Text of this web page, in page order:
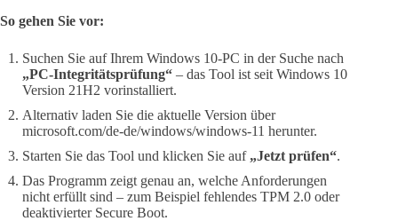
So gehen Sie vor:
Suchen Sie auf Ihrem Windows 10-PC in der Suche nach
„PC-Integritätsprüfung“ – das Tool ist seit Windows 10
Version 21H2 vorinstalliert.
Alternativ laden Sie die aktuelle Version über
microsoft.com/de-de/windows/windows-11 herunter.
Starten Sie das Tool und klicken Sie auf „Jetzt prüfen“.
Das Programm zeigt genau an, welche Anforderungen
nicht erfüllt sind – zum Beispiel fehlendes TPM 2.0 oder
deaktivierter Secure Boot.